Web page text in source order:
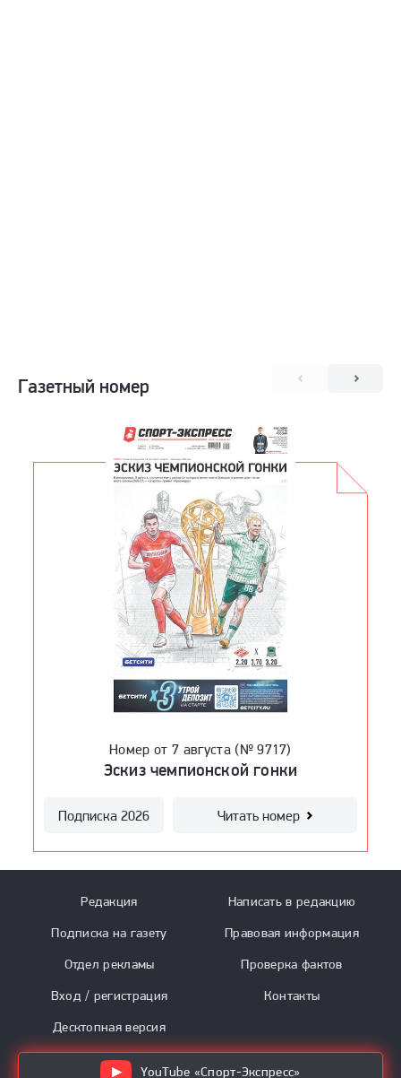
Газетный номер
Номер от 7 августа (№ 9717)
Эскиз чемпионской гонки
Подписка 2026 Читать номер
Номер от 6 августа (№ 9716)
Супердебют Ромашиной!
Подписка 2026 Читать номер
Номер от 5 августа (№ 9715)
«В Европе должны понять: Россия
уровнем»
Подписка 2026 Читать номер
Номер от 4 августа (№ 9714)
Королевы Европы!
Подписка 2026 Читать номер
Номер от 3 августа (№ 9713)
«Спартак» прошел Черчесова.
Редакция
Подписка на газету
Отдел рекламы
Вход / регистрация
Десктопная версия
Написать в редакцию
Правовая информация
Проверка фактов
Контакты
YouTube «Спорт-Экспресс»